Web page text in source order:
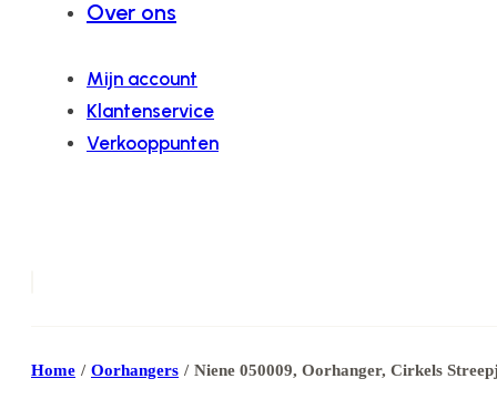
Over ons
Mijn account
Klantenservice
Verkooppunten
Home / Oorhangers / Niene 050009, Oorhanger, Cirkels